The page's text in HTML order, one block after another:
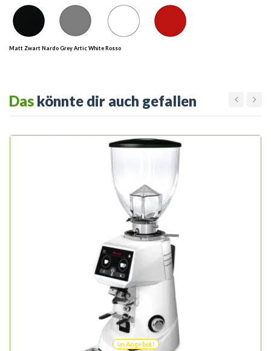
Matt Zwart Nardo Grey Artic White Rosso
Das könnte dir auch gefallen
Im Angebot!